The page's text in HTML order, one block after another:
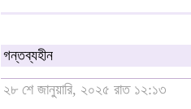
গন্তব্যহীন
২৮ শে জানুয়ারি, ২০২৫ রাত ১২:১৩